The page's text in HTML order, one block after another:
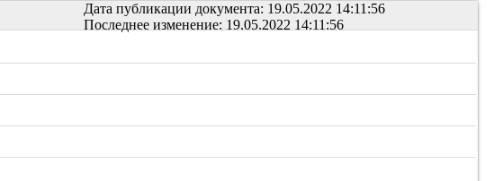
Дата публикации документа: 19.05.2022 14:11:56
Последнее изменение: 19.05.2022 14:11:56